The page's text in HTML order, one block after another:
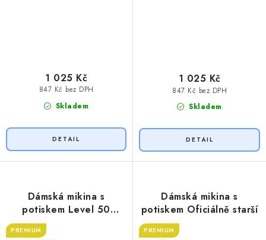
Skladem
847 Kč bez DPH
1 025 Kč
Skladem
847 Kč bez DPH
1 025 Kč
Dámská mikina s
potiskem Level 50
unlocked
PREMIUM
Dámská mikina s
potiskem Oficiálně starší
PREMIUM